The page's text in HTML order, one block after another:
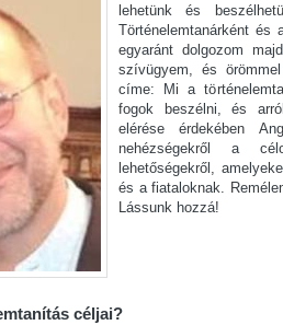
lehetünk és
Történelemtanárként és
egyaránt dolgozom
szívügyem, és
címe: Mi a
fogok beszélni, és
elérése érdekében
nehézségekről a
lehetőségekről,
és a fiataloknak.
Lássunk hozzá!
céljai?